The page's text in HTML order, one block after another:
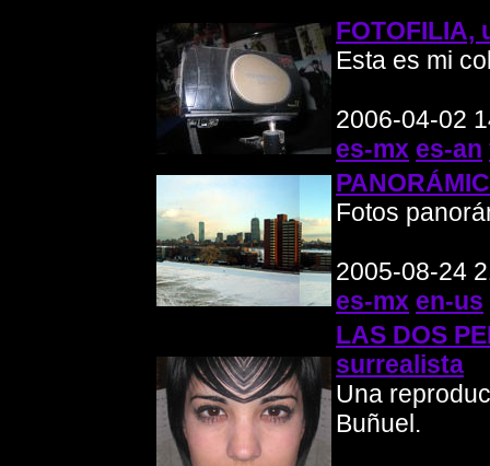
FOTOFILIA,
Esta es mi
2006-04-02
es-mx es-an
Fotos
2005-08-24
es-mx en-us
LAS DOS
surrealista
Una
Buñuel.